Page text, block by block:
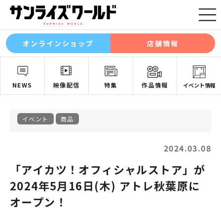
オンラインショップ 店舗情報
NEWS 映像配信 特集 作品情報 イベント情報
イベント 商品
2024.03.08
「アイカツ！オフィシャルストア」が
2024年5月16日(木) アトレ秋葉原に
オープン！